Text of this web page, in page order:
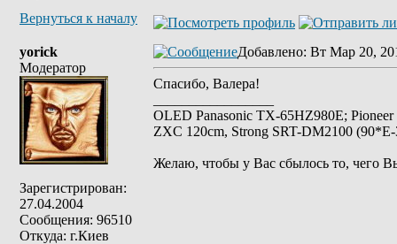
Вернуться к началу
yorick
Модератор
Зарегистрирован:
27.04.2004
Сообщения: 96510
Откуда: г.Киев
Добавлено: Вт Мар 20,
Спасибо, Валера!
OLED Panasonic TX-65HZ980E;
ZXC 120cm, Strong SRT-DM2100
Желаю, чтобы у Вас сбылось то, чего